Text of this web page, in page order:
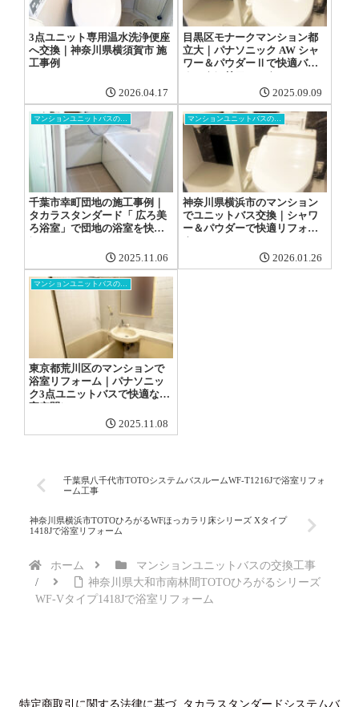
3点ユニット専用温水洗浄便座
へ交換｜神奈川県横須賀市 施
工事例
2026.04.17
目黒区モナークマンション都
立大｜パナソニック AW シャ
ワー＆パウダーⅡで快適バス
ルームにリフォーム
2025.09.09
千葉市幸町団地の施工事例｜
タカラスタンダード「 広ろ美
ろ浴室」で団地の浴室を快適
に
2025.11.06
神奈川県横浜市のマンション
でユニットバス交換｜シャワ
ー＆パウダーで快適リフォー
ム
2026.01.26
マンションユニットバスの交換工事
東京都荒川区のマンションで
浴室リフォーム｜パナソニッ
ク3点ユニットバスで快適な浴
室空間に
2025.11.08
千葉県八千代市TOTOシステムバスルームWF-T1216Jで浴室リフォ
ーム工事
神奈川県横浜市TOTOひろがるWFほっカラリ床シリーズ Xタイプ
1418Jで浴室リフォーム
ホーム
マンションユニットバスの交換工事
神奈川県大和市南林間TOTOひろがるシリーズ
WF-Vタイプ1418Jで浴室リフォーム
特定商取引に関する法律に基づ タカラスタンダードシステムバ